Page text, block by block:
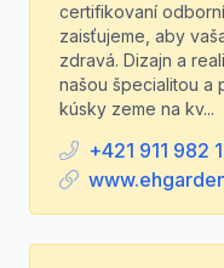
certifikovaní
zaisťujeme, aby
zdravá. Dizajn a
našou špecialitou a
kúsky zeme na kv...
+421 911 982